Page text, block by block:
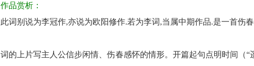
作品赏析：
此词别说为李冠作,亦说为欧阳修作.若为李词,当属中期作品.是一首伤
词的上片写主人公信步闲情、伤春感怀的情形。开篇起句点明时间（“